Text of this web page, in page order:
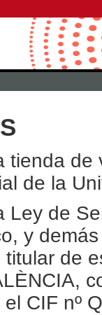
tienda
de la
Ley de
y
de
CIF nº